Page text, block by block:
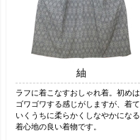
紬
ラフに着こなすおしゃれ着。初めは
ゴワゴワする感じがしますが、着て
いくうちに柔らかくしなやかになる
着心地の良い着物です。